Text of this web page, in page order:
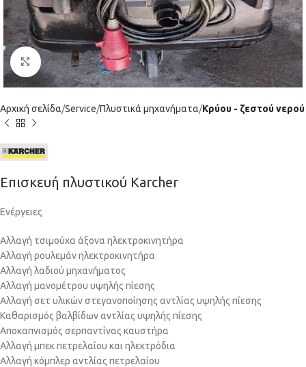
Click to enlarge
Αρχική σελίδα Service Πλυστικά μηχανήματα Κρύου - ζεστού νερού
Επισκευή πλυστικού Karcher
Ενέργειες
Αλλαγή τσιμούχα άξονα ηλεκτροκινητήρα
Αλλαγή ρουλεμάν ηλεκτροκινητήρα
Αλλαγή λαδιού μηχανήματος
Αλλαγή μανομέτρου υψηλής πίεσης
Αλλαγή σετ υλικών στεγανοποίησης αντλίας υψηλής πίεσης
Καθαρισμός βαλβίδων αντλίας υψηλής πίεσης
Αποκαπνισμός σερπαντίνας καυστήρα
Αλλαγή μπεκ πετρελαίου και ηλεκτρόδια
Αλλαγή κόμπλερ αντλίας πετρελαίου